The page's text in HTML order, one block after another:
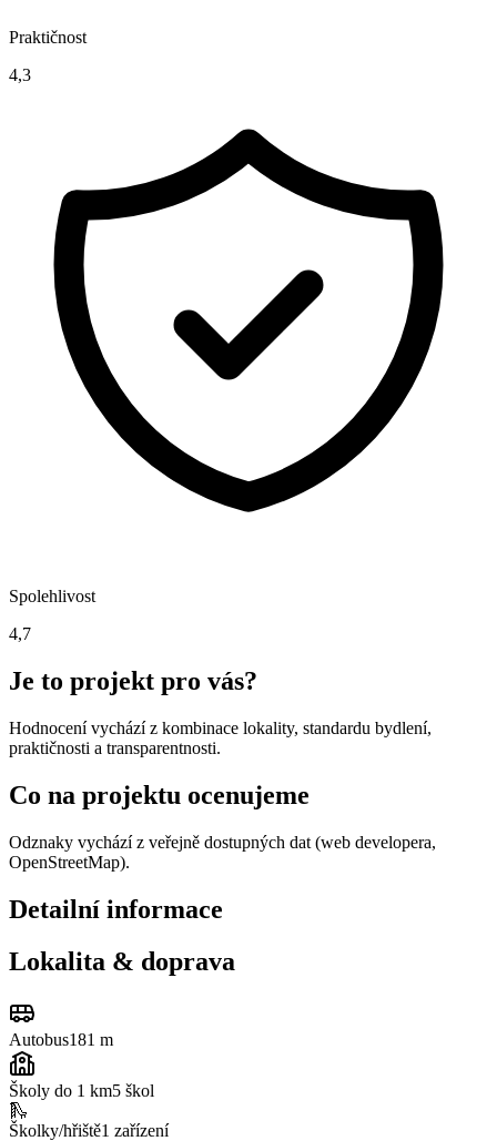
Praktičnost
4,3
Spolehlivost
4,7
Je to projekt pro vás?
Hodnocení vychází z kombinace lokality, standardu bydlení,
praktičnosti a transparentnosti.
Co na projektu ocenujeme
Odznaky vychází z veřejně dostupných dat (web developera,
OpenStreetMap).
Detailní informace
Lokalita & doprava
Autobus181 m
Školy do 1 km5 škol
🛝
Školky/hřiště1 zařízení